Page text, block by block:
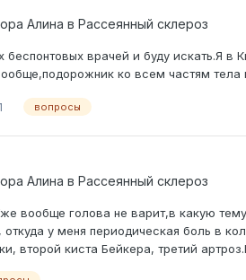
Алина в Рассеянный склероз
врачей и буду искать.Я в
ко всем частям
вопросы
Алина в Рассеянный склероз
вообще голова не варит,в какую
откуда у меня периодическая боль в
второй киста Бейкера, третий